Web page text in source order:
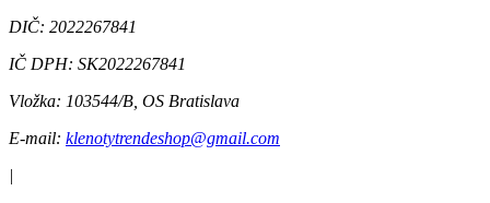
DIČ: 2022267841
IČ DPH: SK2022267841
Vložka: 103544/B, OS Bratislava
E-mail: klenotytrendeshop@gmail.com
|